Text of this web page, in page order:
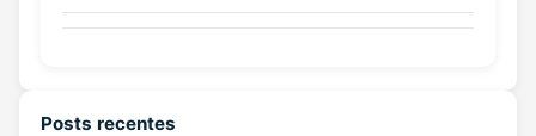
Posts recentes